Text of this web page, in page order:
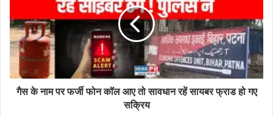
गैस के नाम पर फर्जी फोन कॉल आए तो सावधान रहें सायबर फ्राड हो गए
सक्रिय